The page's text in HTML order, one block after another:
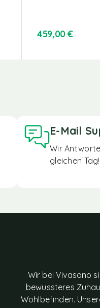
459,00€
E-Mail
Wir
gleichen Tag!
Wir bei Vivasano
bewussteres
Wohlbefinden.